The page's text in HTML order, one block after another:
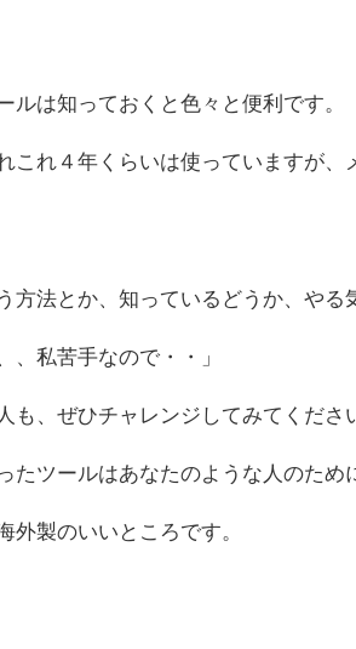
ルは知っておくと色々と便利です。
これ４年くらいは使っていますが、
方法とか、知っているどうか、やる
、私苦手なので・・」
も、ぜひチャレンジしてみてくださ
たツールはあなたのような人のため
外製のいいところです。